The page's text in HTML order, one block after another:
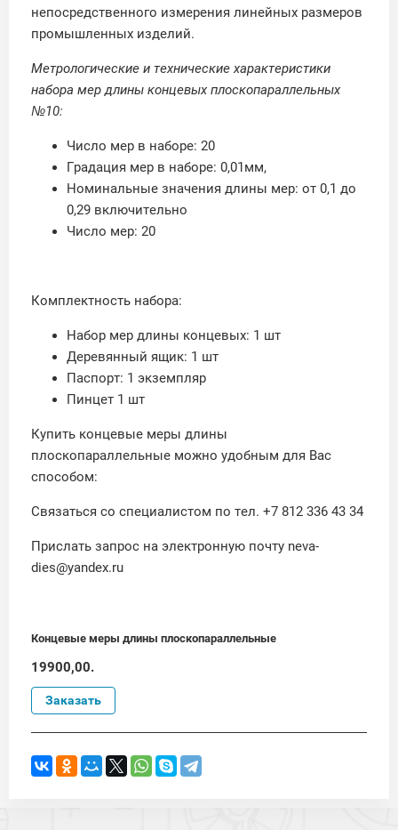
непосредственного измерения линейных размеров
промышленных изделий.
Метрологические и технические характеристики
набора мер длины концевых плоскопараллельных
№10:
Число мер в наборе: 20
Градация мер в наборе: 0,01мм,
Номинальные значения длины мер: от 0,1 до
0,29 включительно
Число мер: 20
Комплектность набора:
Набор мер длины концевых: 1 шт
Деревянный ящик: 1 шт
Паспорт: 1 экземпляр
Пинцет 1 шт
Купить концевые меры длины
плоскопараллельные можно удобным для Вас
способом:
Связаться со специалистом по тел. +7 812 336 43 34
Прислать запрос на электронную почту neva-
dies@yandex.ru
Концевые меры длины плоскопараллельные
19900,00.
Заказать